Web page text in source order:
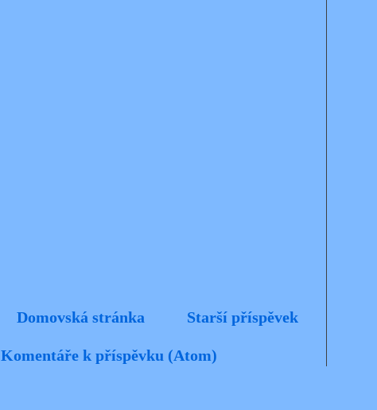
Starší příspěvek
Domovská stránka
Komentáře k příspěvku (Atom)